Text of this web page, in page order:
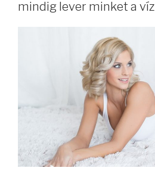
mindig lever minket a víz